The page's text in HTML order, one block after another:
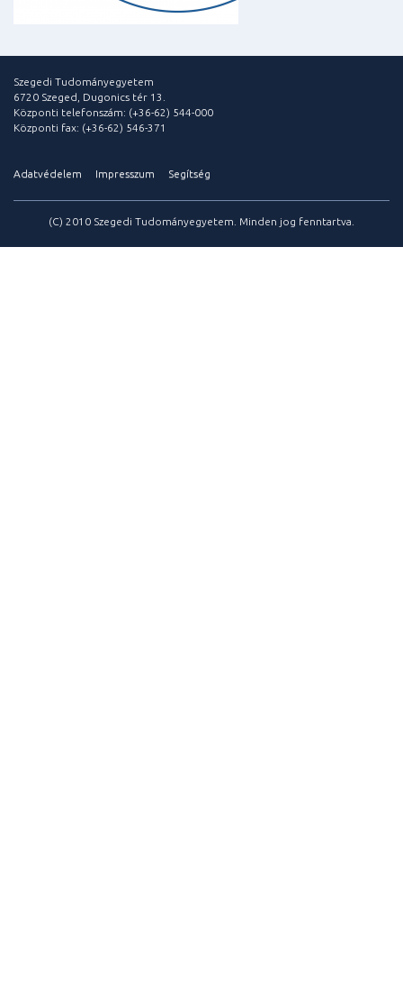
Szegedi Tudományegyetem
6720 Szeged, Dugonics tér 13.
Központi telefonszám: (+36-62) 544-000
Központi fax: (+36-62) 546-371
Adatvédelem Impresszum Segítség
(C) 2010 Szegedi Tudományegyetem. Minden jog fenntartva.